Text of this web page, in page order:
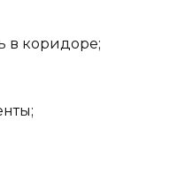
в коридоре;